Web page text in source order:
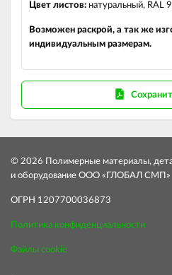
Цвет листов: натуральный, RAL
Возможен раскрой, а так же
индивидуальным размерам.
© 2026 Полимерные материалы,
и оборудование ООО «ГЛОБАЛ СМП»
ОГРН 1207700036873
Политика конфиденциальности
Файлы cookie